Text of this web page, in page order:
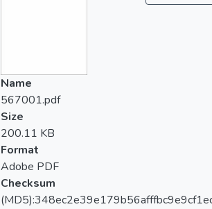
Name
567001.pdf
Size
200.11 KB
Format
Adobe PDF
Checksum